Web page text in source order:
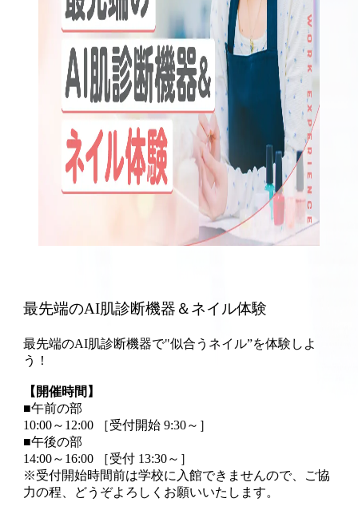
最先端のAI肌診断機器＆ネイル体験
最先端のAI肌診断機器で"似合うネイル”を体験しよ
う！
【開催時間】
■午前の部
10:00～12:00 ［受付開始 9:30～］
■午後の部
14:00～16:00 ［受付 13:30～］
※受付開始時間前は学校に入館できませんので、ご協
力の程、どうぞよろしくお願いいたします。